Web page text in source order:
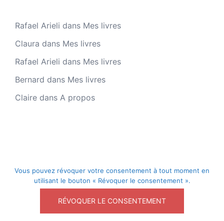
Rafael Arieli dans Mes livres
Claura dans Mes livres
Rafael Arieli dans Mes livres
Bernard dans Mes livres
Claire dans A propos
par Sydney
Vous pouvez révoquer votre consentement à tout moment en
utilisant le bouton « Révoquer le consentement ».
RÉVOQUER LE CONSENTEMENT